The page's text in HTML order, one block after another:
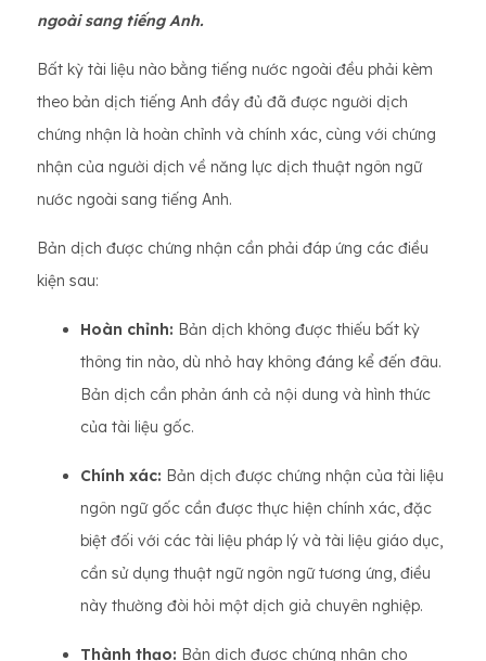
ngoài sang tiếng Anh.
Bất kỳ tài liệu nào bằng tiếng nước ngoài đều phải kèm
theo bản dịch tiếng Anh đầy đủ đã được người dịch
chứng nhận là hoàn chỉnh và chính xác, cùng với chứng
nhận của người dịch về năng lực dịch thuật ngôn ngữ
nước ngoài sang tiếng Anh.
Bản dịch được chứng nhận cần phải đáp ứng các điều
kiện sau:
Hoàn chỉnh: Bản dịch không được thiếu bất kỳ
thông tin nào, dù nhỏ hay không đáng kể đến đâu.
Bản dịch cần phản ánh cả nội dung và hình thức
của tài liệu gốc.
Chính xác: Bản dịch được chứng nhận của tài liệu
ngôn ngữ gốc cần được thực hiện chính xác, đặc
biệt đối với các tài liệu pháp lý và tài liệu giáo dục,
cần sử dụng thuật ngữ ngôn ngữ tương ứng, điều
này thường đòi hỏi một dịch giả chuyên nghiệp.
Thành thạo: Bản dịch được chứng nhận cho